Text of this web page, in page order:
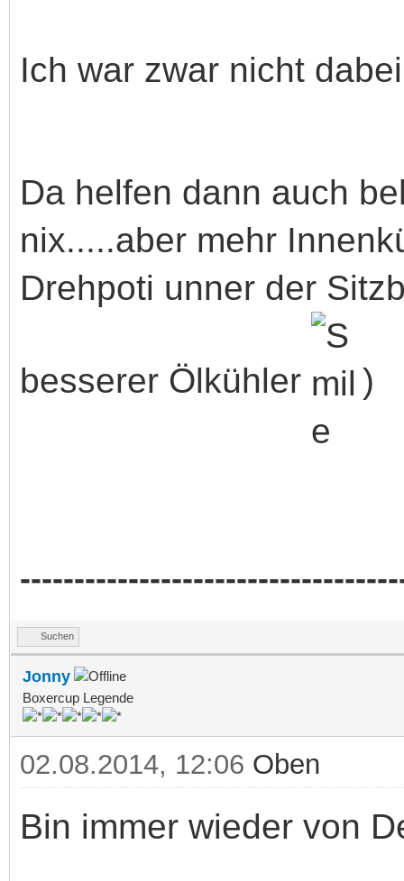
Ich war zwar nicht
Da helfen dann auch
nix.....aber mehr
Drehpoti unner der
besserer Ölkühler )
Suchen
Jonny
Boxercup Legende
02.08.2014, 12:06 Oben
Bin immer wieder von